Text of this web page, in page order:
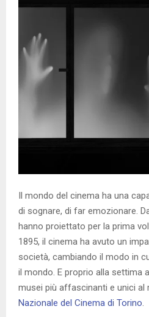
Il mondo del cinema ha una
di sognare, di far emozionare.
hanno proiettato per la prima
1895, il cinema ha avuto un
società, cambiando il modo in
il mondo. E proprio alla settima
musei più affascinanti e unici al
Nazionale del Cinema di Torino.